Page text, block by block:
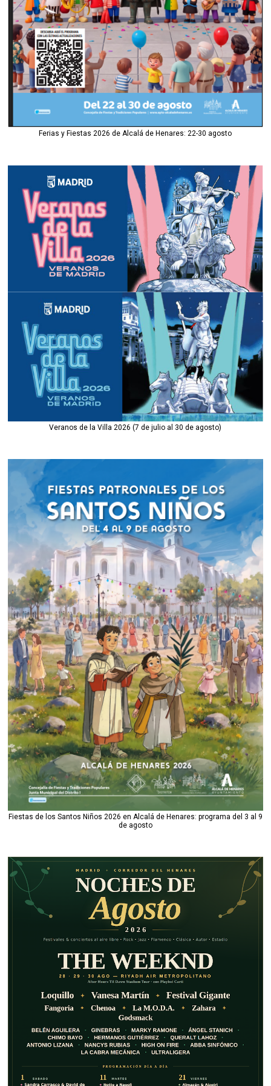
Ferias y Fiestas 2026 de Alcalá de Henares: 22-30 agosto
Veranos de la Villa 2026 (7 de julio al 30 de agosto)
Fiestas de los Santos Niños 2026 en Alcalá de Henares: programa del 3 al 9
de agosto